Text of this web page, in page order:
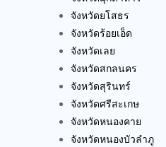
จังหวัดยโสธร
จังหวัดร้อยเอ็ด
จังหวัดเลย
จังหวัดสกลนคร
จังหวัดสุรินทร์
จังหวัดศรีสะเกษ
จังหวัดหนองคาย
จังหวัดหนองบัวลำภู